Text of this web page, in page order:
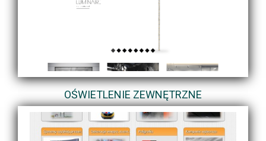
OŚWIETLENIE ZEWNĘTRZNE